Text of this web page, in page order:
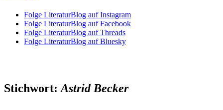
Folge LiteraturBlog auf Instagram
Folge LiteraturBlog auf Facebook
Folge LiteraturBlog auf Threads
Folge LiteraturBlog auf Bluesky
Stichwort: Astrid Becker